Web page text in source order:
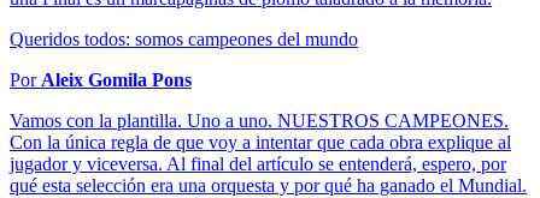
Queridos todos: somos campeones del mundo
Por Aleix Gomila Pons
Vamos con la plantilla. Uno a uno. NUESTROS CAMPEONES.
Con la única regla de que voy a intentar que cada obra explique al
jugador y viceversa. Al final del artículo se entenderá, espero, por
qué esta selección era una orquesta y por qué ha ganado el Mundial.